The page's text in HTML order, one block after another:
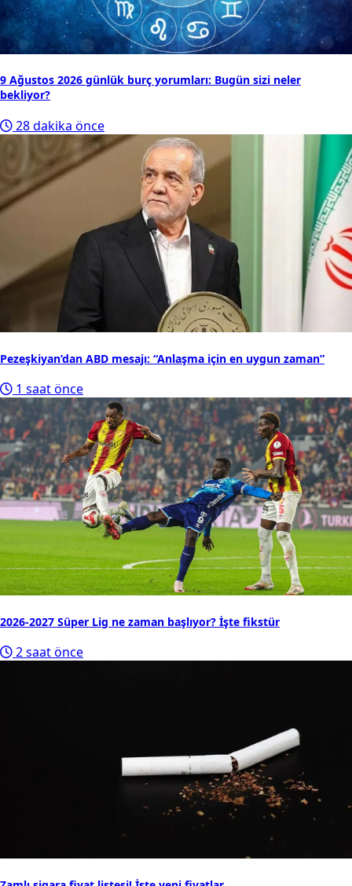
9 Ağustos 2026 günlük burç yorumları: Bugün sizi neler
bekliyor?
28 dakika önce
Pezeşkiyan’dan ABD mesajı: “Anlaşma için en uygun zaman”
1 saat önce
2026-2027 Süper Lig ne zaman başlıyor? İşte fikstür
2 saat önce